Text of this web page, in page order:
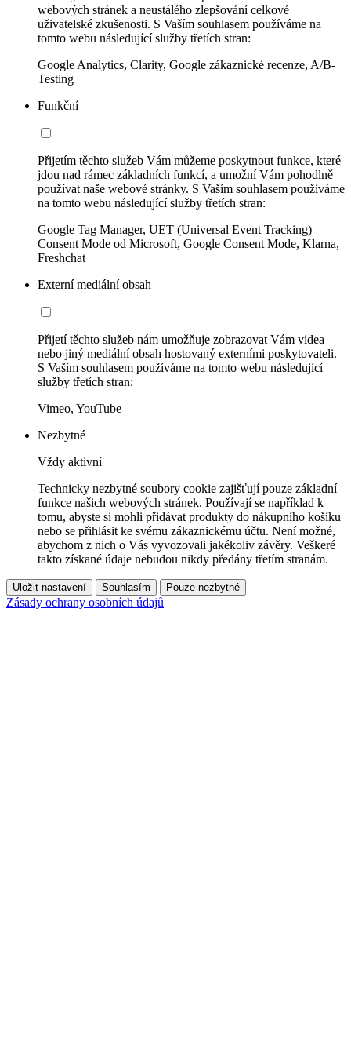
webových stránek a neustálého zlepšování celkové
uživatelské zkušenosti. S Vaším souhlasem používáme na
tomto webu následující služby třetích stran:
Google Analytics, Clarity, Google zákaznické recenze, A/B-
Testing
Funkční
Přijetím těchto služeb Vám můžeme poskytnout funkce, které
jdou nad rámec základních funkcí, a umožní Vám pohodlně
používat naše webové stránky. S Vaším souhlasem používáme
na tomto webu následující služby třetích stran:
Google Tag Manager, UET (Universal Event Tracking)
Consent Mode od Microsoft, Google Consent Mode, Klarna,
Freshchat
Externí mediální obsah
Přijetí těchto služeb nám umožňuje zobrazovat Vám videa
nebo jiný mediální obsah hostovaný externími poskytovateli.
S Vaším souhlasem používáme na tomto webu následující
služby třetích stran:
Vimeo, YouTube
Nezbytné
Vždy aktivní
Technicky nezbytné soubory cookie zajišťují pouze základní
funkce našich webových stránek. Používají se například k
tomu, abyste si mohli přidávat produkty do nákupního košíku
nebo se přihlásit ke svému zákaznickému účtu. Není možné,
abychom z nich o Vás vyvozovali jakékoliv závěry. Veškeré
takto získané údaje nebudou nikdy předány třetím stranám.
Uložit nastavení Souhlasím Pouze nezbytné
Zásady ochrany osobních údajů